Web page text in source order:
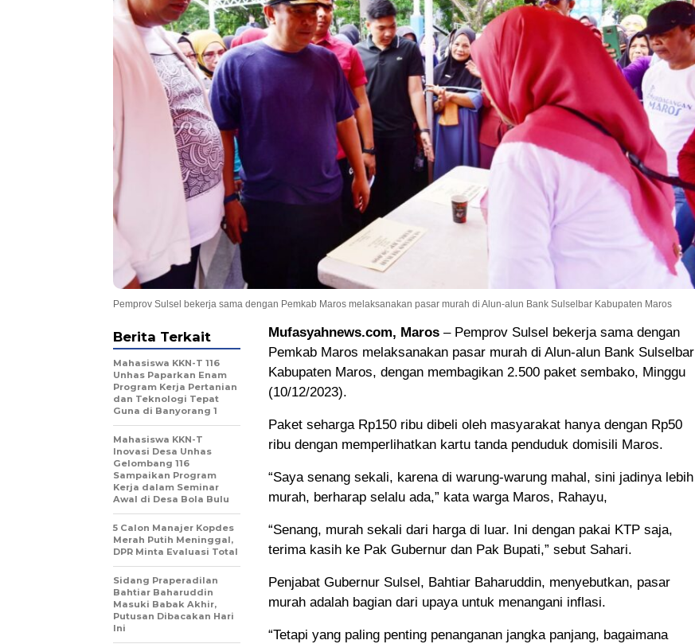
Pemprov Sulsel bekerja sama dengan Pemkab Maros melaksanakan pasar murah di Alun-alun Bank Sulselbar Kabupaten Maros
Mufasyahnews.com, Maros – Pemprov Sulsel bekerja sama dengan
Pemkab Maros melaksanakan pasar murah di Alun-alun Bank Sulselbar
Kabupaten Maros, dengan membagikan 2.500 paket sembako, Minggu
(10/12/2023).
Paket seharga Rp150 ribu dibeli oleh masyarakat hanya dengan Rp50
ribu dengan memperlihatkan kartu tanda penduduk domisili Maros.
“Saya senang sekali, karena di warung-warung mahal, sini jadinya lebih
murah, berharap selalu ada,” kata warga Maros, Rahayu,
“Senang, murah sekali dari harga di luar. Ini dengan pakai KTP saja,
terima kasih ke Pak Gubernur dan Pak Bupati,” sebut Sahari.
Penjabat Gubernur Sulsel, Bahtiar Baharuddin, menyebutkan, pasar
murah adalah bagian dari upaya untuk menangani inflasi.
“Tetapi yang paling penting penanganan jangka panjang, bagaimana
Berita Terkait
Mahasiswa KKN-T 116
Unhas Paparkan Enam
Program Kerja Pertanian
dan Teknologi Tepat
Guna di Banyorang 1
Mahasiswa KKN-T
Inovasi Desa Unhas
Gelombang 116
Sampaikan Program
Kerja dalam Seminar
Awal di Desa Bola Bulu
5 Calon Manajer Kopdes
Merah Putih Meninggal,
DPR Minta Evaluasi Total
Sidang Praperadilan
Bahtiar Baharuddin
Masuki Babak Akhir,
Putusan Dibacakan Hari
Ini